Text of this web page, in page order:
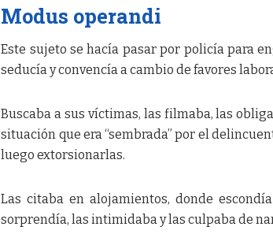
Modus operandi
Este sujeto se hacía pasar por policía para
seducía y convencía a cambio de favores
Buscaba a sus víctimas, las filmaba, las
situación que era “sembrada” por el
luego extorsionarlas.
Las citaba en alojamientos, donde
sorprendía, las intimidaba y las culpaba de